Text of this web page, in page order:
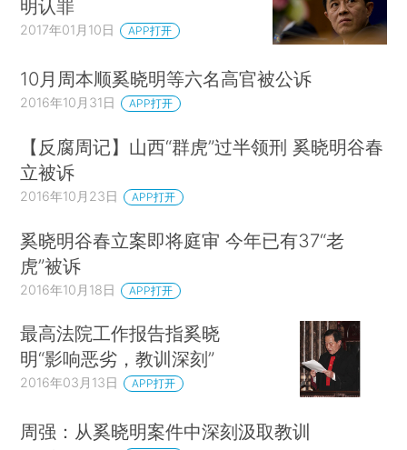
明认罪
2017年01月10日 APP打开
10月周本顺奚晓明等六名高官被公诉
2016年10月31日 APP打开
【反腐周记】山西“群虎”过半领刑 奚晓明谷春
立被诉
2016年10月23日 APP打开
奚晓明谷春立案即将庭审 今年已有37“老
虎”被诉
2016年10月18日 APP打开
最高法院工作报告指奚晓
明“影响恶劣，教训深刻”
2016年03月13日 APP打开
周强：从奚晓明案件中深刻汲取教训